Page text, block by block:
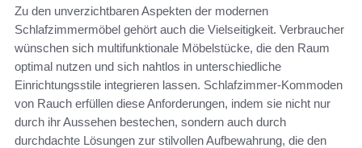
Zu den unverzichtbaren Aspekten der modernen
Schlafzimmermöbel gehört auch die Vielseitigkeit. Verbraucher
wünschen sich multifunktionale Möbelstücke, die den Raum
optimal nutzen und sich nahtlos in unterschiedliche
Einrichtungsstile integrieren lassen. Schlafzimmer-Kommoden
von Rauch erfüllen diese Anforderungen, indem sie nicht nur
durch ihr Aussehen bestechen, sondern auch durch
durchdachte Lösungen zur stilvollen Aufbewahrung, die den